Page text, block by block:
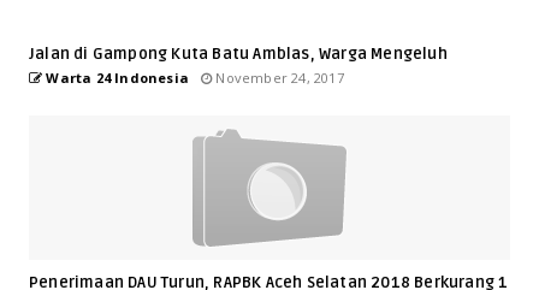
Jalan di Gampong Kuta Batu Amblas, Warga Mengeluh
Warta 24 Indonesia November 24, 2017
Penerimaan DAU Turun, RAPBK Aceh Selatan 2018 Berkurang 1